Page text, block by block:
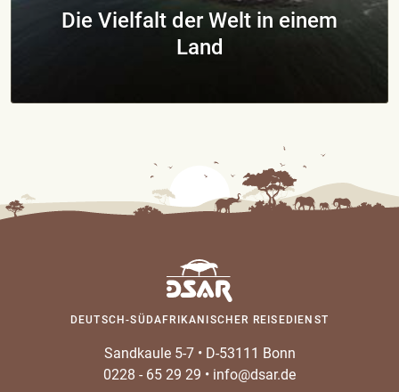
Die Vielfalt der Welt in einem
Land
DEUTSCH-SÜDAFRIKANISCHER REISEDIENST
Sandkaule 5-7• D-53111 Bonn
0228 - 65 29 29 • info@dsar.de